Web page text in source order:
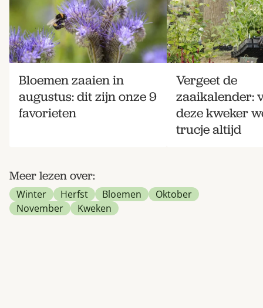
Bloemen zaaien in
augustus: dit zijn onze 9
favorieten
Vergeet de
zaaikalender:
deze kweker
trucje altijd
Meer lezen over:
Winter Herfst Bloemen
Oktober
November
Kweken